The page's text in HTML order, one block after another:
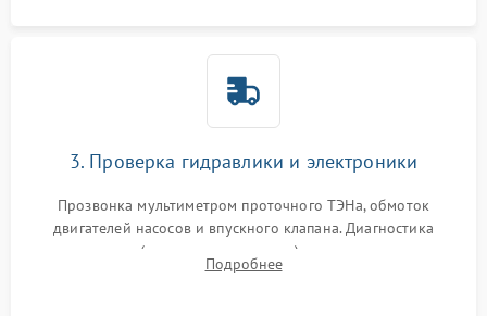
3. Проверка гидравлики и электроники
Прозвонка мультиметром проточного ТЭНа, обмоток
двигателей насосов и впускного клапана. Диагностика
прессостата (датчика уровня воды), датчика мутности,
концевика дверцы и электронного модуля управления.
Подробнее